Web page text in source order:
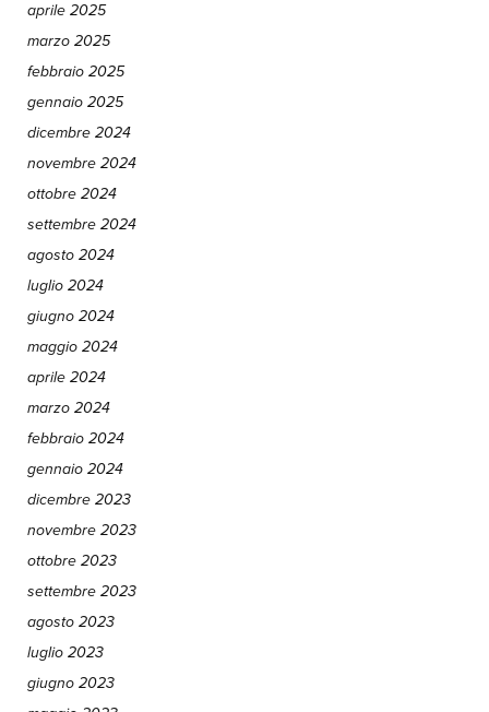
aprile 2025
marzo 2025
febbraio 2025
gennaio 2025
dicembre 2024
novembre 2024
ottobre 2024
settembre 2024
agosto 2024
luglio 2024
giugno 2024
maggio 2024
aprile 2024
marzo 2024
febbraio 2024
gennaio 2024
dicembre 2023
novembre 2023
ottobre 2023
settembre 2023
agosto 2023
luglio 2023
giugno 2023